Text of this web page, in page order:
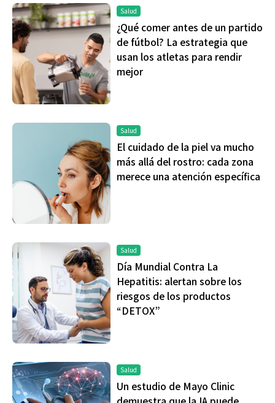
Salud
¿Qué comer antes de un partido
de fútbol? La estrategia que
usan los atletas para rendir
mejor
Salud
El cuidado de la piel va mucho
más allá del rostro: cada zona
merece una atención específica
Salud
Día Mundial Contra La
Hepatitis: alertan sobre los
riesgos de los productos
“DETOX”
Salud
Un estudio de Mayo Clinic